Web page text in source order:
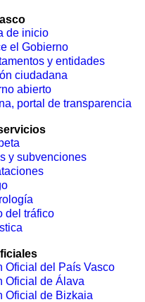
de inicio
el Gobierno
y entidades
ciudadana
abierto
portal de transparencia
y subvenciones
del tráfico
Oficial del País Vasco
Oficial de Álava
Oficial de Bizkaia